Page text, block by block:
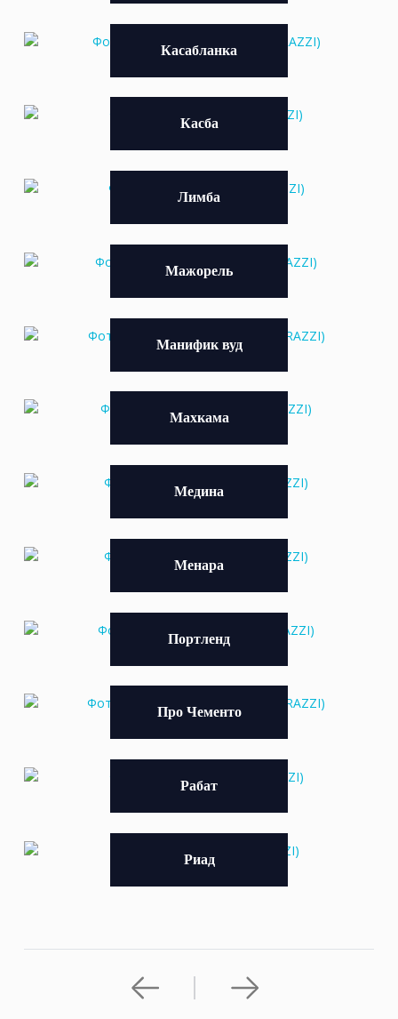
Касабланка
Касба
Лимба
Мажорель
Манифик вуд
Махкама
Медина
Менара
Портленд
Про Чементо
Рабат
Риад